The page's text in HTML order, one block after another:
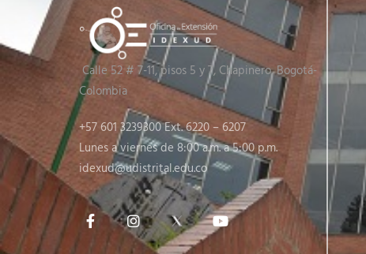
Calle 52 # 7-11, pisos 5 y 7, Chapinero, Bogotá-
Colombia
+57 601 3239300 Ext. 6220 – 6207
Lunes a viernes de 8:00 a.m. a 5:00 p.m.
idexud@udistrital.edu.co